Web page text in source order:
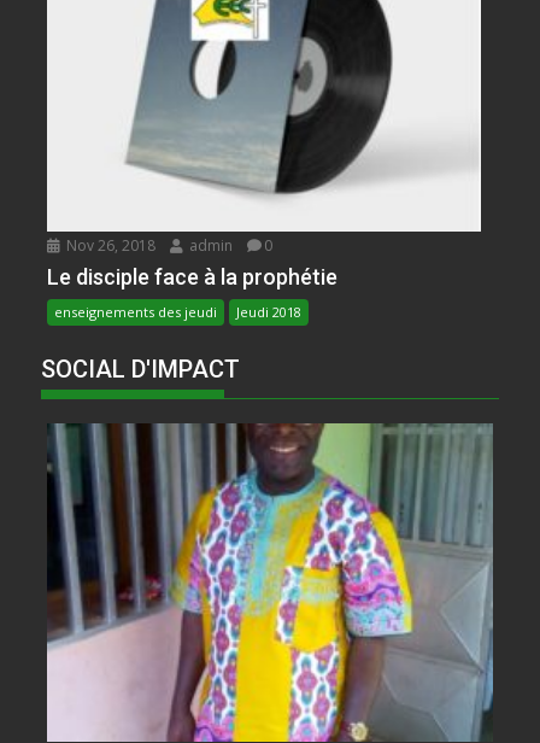
Nov 26, 2018 admin 0
Le disciple face à la prophétie
enseignements des jeudi Jeudi 2018
SOCIAL D'IMPACT